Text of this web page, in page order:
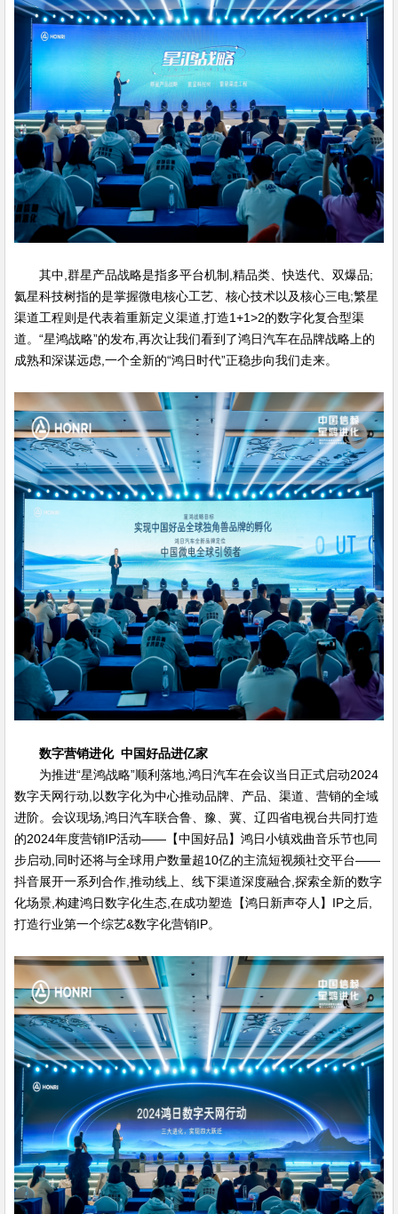
其中,群星产品战略是指多平台机制,精品类、快迭代、双爆品;
氦星科技树指的是掌握微电核心工艺、核心技术以及核心三电;繁星
渠道工程则是代表着重新定义渠道,打造1+1>2的数字化复合型渠
道。“星鸿战略”的发布,再次让我们看到了鸿日汽车在品牌战略上的
成熟和深谋远虑,一个全新的“鸿日时代”正稳步向我们走来。
数字营销进化 中国好品进亿家
为推进“星鸿战略”顺利落地,鸿日汽车在会议当日正式启动2024
数字天网行动,以数字化为中心推动品牌、产品、渠道、营销的全域
进阶。会议现场,鸿日汽车联合鲁、豫、冀、辽四省电视台共同打造
的2024年度营销IP活动——【中国好品】鸿日小镇戏曲音乐节也同
步启动,同时还将与全球用户数量超10亿的主流短视频社交平台——
抖音展开一系列合作,推动线上、线下渠道深度融合,探索全新的数字
化场景,构建鸿日数字化生态,在成功塑造【鸿日新声夺人】IP之后,
打造行业第一个综艺&数字化营销IP。